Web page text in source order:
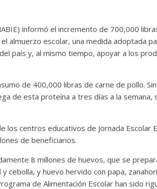
informó el incremento de 700,000
almuerzo escolar, una medida adoptada
país y, al mismo tiempo, apoyar a los
de 400,000 libras de carne de pollo.
de esta proteína a tres días a la semana,
los centros educativos de Jornada Escolar
de beneficiarios.
8 millones de huevos, que se
y huevo hervido con papa,
de Alimentación Escolar han sido